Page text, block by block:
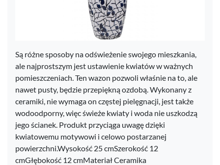
Są różne sposoby na odświeżenie swojego mieszkania,
ale najprostszym jest ustawienie kwiatów w ważnych
pomieszczeniach. Ten wazon pozwoli właśnie na to, ale
nawet pusty, będzie przepiękną ozdobą. Wykonany z
ceramiki, nie wymaga on częstej pielęgnacji, jest także
wodoodporny, więc świeże kwiaty i woda nie uszkodzą
jego ścianek. Produkt przyciąga uwagę dzięki
kwiatowemu motywowi i celowo postarzanej
powierzchni.Wysokość 25 cmSzerokość 12
cmGłębokość 12 cmMateriał Ceramika